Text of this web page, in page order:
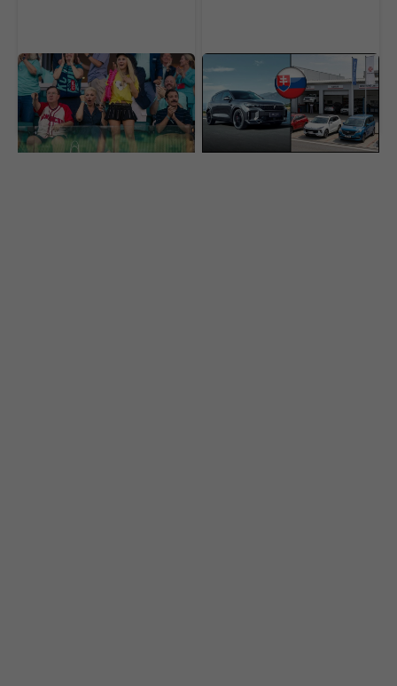
Najlepší komediálny
seriál sa vrátil a prvá časť
už je online. Ohlasy sa
rozchádzajú
Čínske autá útočia na
svoju najväčšiu slabinu.
Toto má byť riešenie,
ako si získať Slovákov